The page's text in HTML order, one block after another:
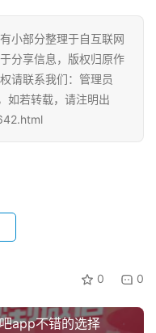
小部分整理于自互联网
分享信息，版权归原作
请联系我们：管理员
如若转载，请注明出
0 0
app不错的选择